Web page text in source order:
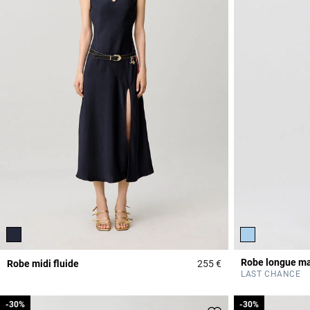
Robe midi fluide 255 €4,7 out of 5
Robe longue
LAST CHANCE
-30%
-30% -30%
-30%